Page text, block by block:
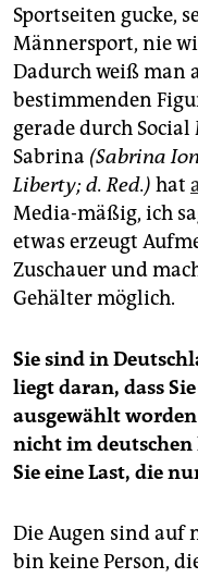
Sportseiten gucke,
Männersport, nie
Dadurch weiß man
bestimmenden
gerade durch
Sabrina (Sabrina
Liberty; d. Red.) hat
Media-mäßig, ich
etwas erzeugt
Zuschauer und
Gehälter möglich.
Sie sind in
liegt daran, dass
ausgewählt worden
nicht im deutschen
Sie eine Last, die
Die Augen sind auf
bin keine Person,